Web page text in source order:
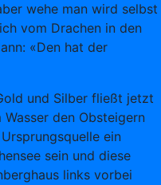
wehe man wird selbst
vom Drachen in den
«Den hat der
und Silber fließt jetzt
den Obsteigern
ein
sein und diese
links vorbei